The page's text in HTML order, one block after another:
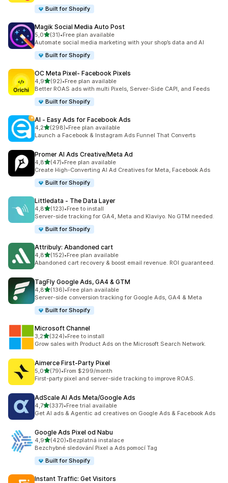
Built for Shopify
Magik Social Media Auto Post
5,0z 5 hvězd
(31)
Celkový počet recenzí: 31
•Free plan available
Automate social media marketing with your shop’s data and AI
Built for Shopify
OC Meta Pixel‑ Facebook Pixels
4,9z 5 hvězd
(92)
Celkový počet recenzí: 92
•Free plan available
Better ROAS ads with multi Pixels, Server-Side CAPI, and Feeds
Built for Shopify
AI ‑ Easy Ads for Facebook Ads
4,2z 5 hvězd
(298)
Celkový počet recenzí: 298
•Free plan available
Launch a Facebook & Instagram Ads Funnel That Converts
Promer AI Ads Creative/Meta Ad
4,8z 5 hvězd
(47)
Celkový počet recenzí: 47
•Free plan available
Create High-Converting AI Ad Creatives for Meta, Facebook Ads
Built for Shopify
Littledata ‑ The Data Layer
4,8z 5 hvězd
(123)
Celkový počet recenzí: 123
•Free to install
Server-side tracking for GA4, Meta and Klaviyo. No GTM needed.
Built for Shopify
Attribuly: Abandoned cart
4,8z 5 hvězd
(152)
Celkový počet recenzí: 152
•Free plan available
Abandoned cart recovery & boost email revenue. ROI guaranteed.
TagFly Google Ads, GA4 & GTM
4,8z 5 hvězd
(136)
Celkový počet recenzí: 136
•Free plan available
Server-side conversion tracking for Google Ads, GA4 & Meta
Built for Shopify
Microsoft Channel
3,2z 5 hvězd
(324)
Celkový počet recenzí: 324
•Free to install
Grow sales with Product Ads on the Microsoft Search Network.
Aimerce First‑Party Pixel
5,0z 5 hvězd
(79)
Celkový počet recenzí: 79
•From $299/month
First-party pixel and server-side tracking to improve ROAS.
AdScale AI Ads Meta/Google Ads
4,7z 5 hvězd
(337)
Celkový počet recenzí: 337
•Free trial available
Get AI ads & Agentic ad creatives on Google Ads & Facebook Ads
Google Ads Pixel od Nabu
4,9z 5 hvězd
(420)
Celkový počet recenzí: 420
•Bezplatná instalace
Bezchybné sledování Pixel a Ads pomocí Tag
Built for Shopify
Instant Traffic: Get Visitors